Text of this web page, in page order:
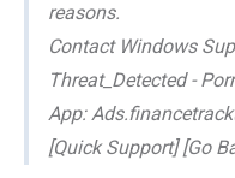
reasons.
Contact Windows
Threat_Detected -
App:
[Quick Support] [Go